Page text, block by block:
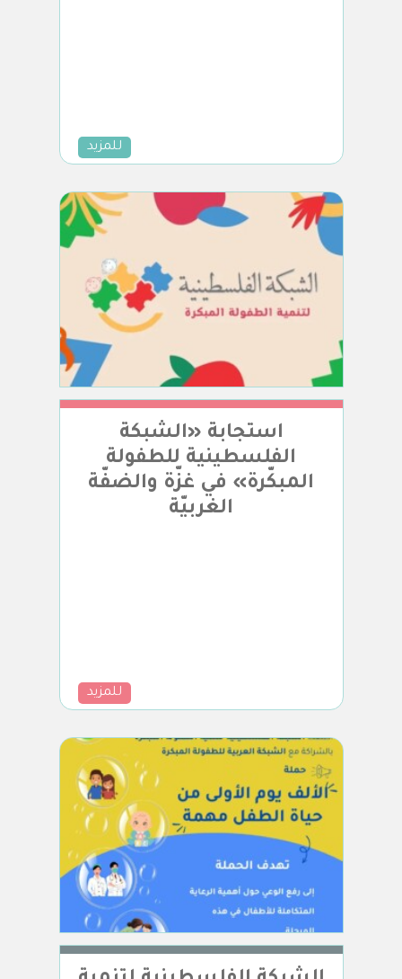
للمزيد
استجابة «الشبكة
الفلسطينية للطفولة
المبكّرة» في غزّة والضفّة
الغربيّة
للمزيد